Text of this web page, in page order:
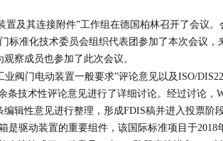
置及其连接附件”工作组在德国柏林召开了会议
标准化技术委员会组织代表团参加了本次会议
察成员也参加了此次会议。
阀门电动装置一般要求”评论意见以及ISO/
技术性评论意见进行了详细讨论。经过讨论，
辑性意见进行整理，形成FDIS稿并进入投票阶段
驱动装置的重要组件，该国际标准项目于2018